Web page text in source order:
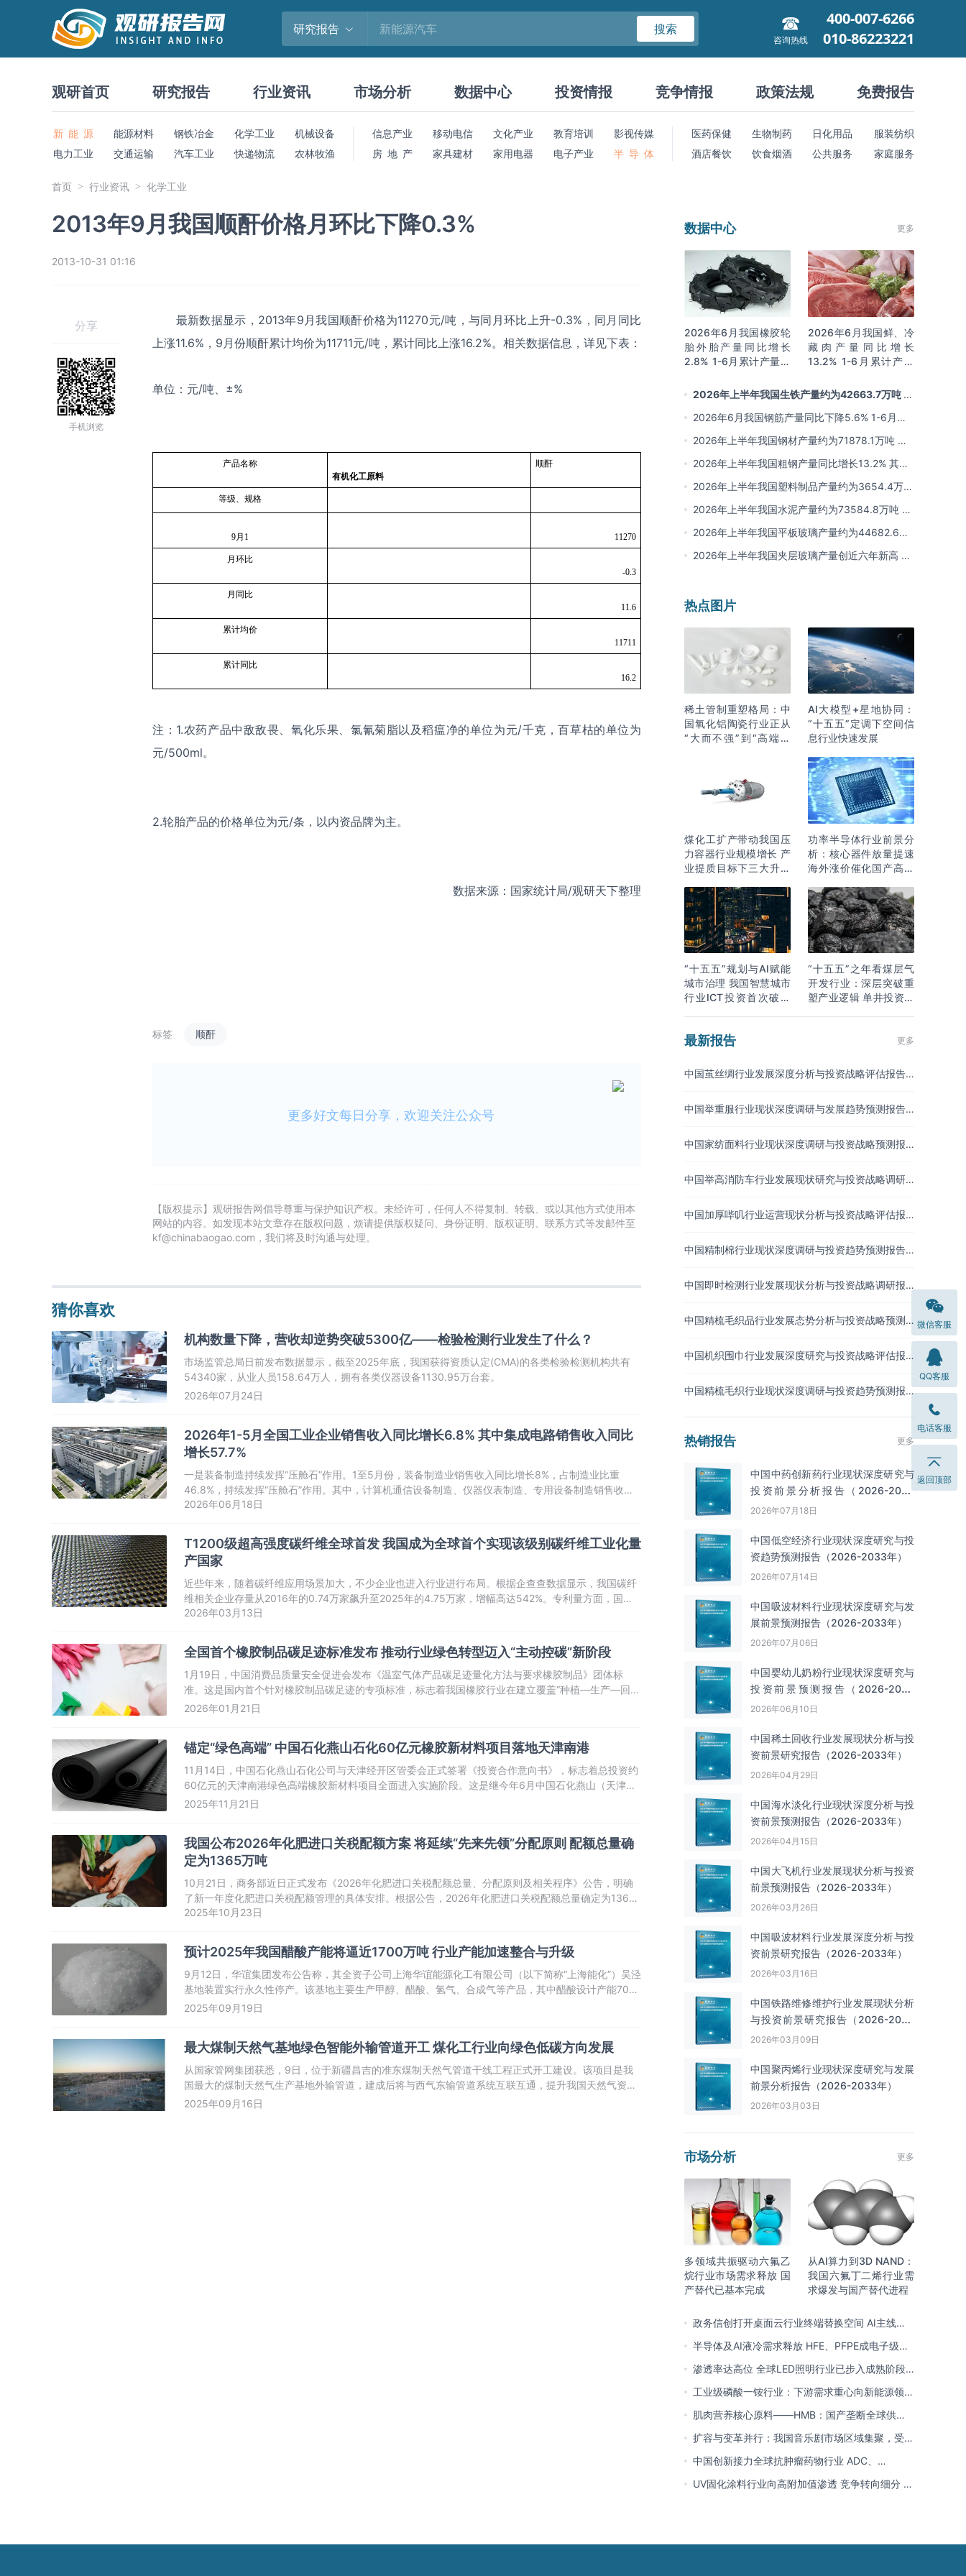
研究报告 搜索
咨询热线
400-007-6266
010-86223221
观研首页 研究报告 行业资讯 市场分析 数据中心 投资情报 竞争情报 政策法规 免费报告
新 能 源 能源材料 钢铁冶金 化学工业
机械设备
电力工业
交通运输 汽车工业 快递物流 农林牧渔
信息产业 移动电信 文化产业 教育培训
影视传媒
房 地 产
家具建材 家用电器 电子产业 半 导 体
医药保健 生物制药 日化用品
服装纺织
酒店餐饮
饮食烟酒 公共服务 家庭服务
首页 行业资讯 化学工业
2013年9月我国顺酐价格月环比下降0.3%
2013-10-31 01:16
分享
手机浏览
最新数据显示，2013年9月我国顺酐价格为11270元/吨，与同月环比上升-0.3%，同月同比
上涨11.6%，9月份顺酐累计均价为11711元/吨，累计同比上涨16.2%。相关数据信息，详见下表：
单位：元/吨、±%
产品名称
有机化工原料
顺酐
等级、规格
9月 1 11270
月环比
-0.3
月同比
11.6
累计均价
11711
累计同比
16.2
注： 1.农药产品中敌敌畏、氧化乐果、氯氰菊脂以及稻瘟净的单位为元/千克，百草枯的单位为
元/500ml。
2.轮胎产品的价格单位为元/条，以内资品牌为主。
数据来源：国家统计局/观研天下整理
标签 顺酐
更多好文每日分享，欢迎关注公众号
【版权提示】观研报告网倡导尊重与保护知识产权。未经许可，任何人不得复制、转载、或以其他方式使用本
网站的内容。如发现本站文章存在版权问题，烦请提供版权疑问、身份证明、版权证明、联系方式等发邮件至
kf@chinabaogao.com，我们将及时沟通与处理。
猜你喜欢
机构数量下降，营收却逆势突破5300亿——检验检测行业发生了什么？
市场监管总局日前发布数据显示，截至2025年底，我国获得资质认定(CMA)的各类检验检测机构共有
54340家，从业人员158.64万人，拥有各类仪器设备1130.95万台套。
2026年07月24日
2026年1-5月全国工业企业销售收入同比增长6.8% 其中集成电路销售收入同比
增长57.7%
一是装备制造持续发挥“压舱石”作用。1至5月份，装备制造业销售收入同比增长8%，占制造业比重
46.8%，持续发挥“压舱石”作用。其中，计算机通信设备制造、仪器仪表制造、专用设备制造销售收入
同比分别增长15.6%、10.5%和8.8%，制造业高端化进程持续推进。
2026年06月18日
T1200级超高强度碳纤维全球首发 我国成为全球首个实现该级别碳纤维工业化量
产国家
近些年来，随着碳纤维应用场景加大，不少企业也进入行业进行布局。根据企查查数据显示，我国碳纤
维相关企业存量从2016年的0.74万家飙升至2025年的4.75万家，增幅高达542%。专利量方面，国内
碳纤维相关专利量从2020年的5.48万项稳步增长至2025年的8.72万项，十年间数量增长了219%。
2026年03月13日
全国首个橡胶制品碳足迹标准发布 推动行业绿色转型迈入“主动控碳”新阶段
1月19日，中国消费品质量安全促进会发布《温室气体产品碳足迹量化方法与要求橡胶制品》团体标
准。这是国内首个针对橡胶制品碳足迹的专项标准，标志着我国橡胶行业在建立覆盖“种植—生产—回
收”全链条碳足迹管理体系上迈出关键一步，推动行业绿色转型从“被动减排”迈向“主动控碳”。
2026年01月21日
锚定“绿色高端” 中国石化燕山石化60亿元橡胶新材料项目落地天津南港
11月14日，中国石化燕山石化公司与天津经开区管委会正式签署《投资合作意向书》，标志着总投资约
60亿元的天津南港绿色高端橡胶新材料项目全面进入实施阶段。这是继今年6月中国石化燕山（天津）
石油化工有限公司成立后，燕山石化在天津南港工业区的又一战略性重大布局，对优化区域产业结构、
2025年11月21日
我国公布2026年化肥进口关税配额方案 将延续“先来先领”分配原则 配额总量确
定为1365万吨
10月21日，商务部近日正式发布《2026年化肥进口关税配额总量、分配原则及相关程序》公告，明确
了新一年度化肥进口关税配额管理的具体安排。根据公告，2026年化肥进口关税配额总量确定为1365
万吨，其中尿素进口关税配额为330万吨，磷酸氢二铵为690万吨，复合肥为345万吨。
2025年10月23日
预计2025年我国醋酸产能将逼近1700万吨 行业产能加速整合与升级
9月12日，华谊集团发布公告称，其全资子公司上海华谊能源化工有限公司（以下简称“上海能化”）吴泾
基地装置实行永久性停产。该基地主要生产甲醇、醋酸、氢气、合成气等产品，其中醋酸设计产能70万
吨（2024年产能利用率70.7%），甲醇设计产能95万吨（2024年产能利用率46.5%）。装置建成时间
2025年09月19日
最大煤制天然气基地绿色智能外输管道开工 煤化工行业向绿色低碳方向发展
从国家管网集团获悉，9日，位于新疆昌吉的准东煤制天然气管道干线工程正式开工建设。该项目是我
国最大的煤制天然气生产基地外输管道，建成后将与西气东输管道系统互联互通，提升我国天然气资源
供应保障能力。
2025年09月16日
数据中心 更多
2026年6月我国橡胶轮
胎外胎产量同比增长
2.8% 1-6月累计产量同
2026年6月我国鲜、冷
藏肉产量同比增长
13.2% 1-6月累计产量
2026年上半年我国生铁产量约为42663.7万吨 同
比下降2.8% 其中河北产量占比22.7%排名第一
2026年6月我国钢筋产量同比下降5.6% 1-6月累
计产量同比下降10.7%
2026年上半年我国钢材产量约为71878.1万吨 同
比下降0.9% 其中河北以超亿吨产量排名第一
2026年上半年我国粗钢产量同比增长13.2% 其中
河北产量占比21.5%位居首位
2026年上半年我国塑料制品产量约为3654.4万吨
其中江苏、浙江产量分别占比18.9%、16.0%
2026年上半年我国水泥产量约为73584.8万吨 同
比下降8% 其中广东、浙江和安徽分别排名前三
2026年上半年我国平板玻璃产量约为44682.6万
重量箱 同比下降5.7% 其中河北产量最多 占比
2026年上半年我国夹层玻璃产量创近六年新高 约
热点图片
稀土管制重塑格局：中
国氧化铝陶瓷行业正从
“大而不强”到“高端突
AI大模型+星地协同：
“十五五”定调下空间信
息行业快速发展
煤化工扩产带动我国压
力容器行业规模增长 产
业提质目标下三大升级
功率半导体行业前景分
析：核心器件放量提速
海外涨价催化国产高端
“十五五”规划与AI赋能
城市治理 我国智慧城市
行业ICT投资首次破万
“十五五”之年看煤层气
开发行业：深层突破重
塑产业逻辑 单井投资成
最新报告 更多
中国茧丝绸行业发展深度分析与投资战略评估报告
中国举重服行业现状深度调研与发展趋势预测报告
中国家纺面料行业现状深度调研与投资战略预测报
中国举高消防车行业发展现状研究与投资战略调研
中国加厚哔叽行业运营现状分析与投资战略评估报
中国精制棉行业现状深度调研与投资趋势预测报告
中国即时检测行业发展现状分析与投资战略调研报
中国精梳毛织品行业发展态势分析与投资战略预测
中国机织围巾行业发展深度研究与投资战略评估报
中国精梳毛织行业现状深度调研与投资趋势预测报
热销报告 更多
中国中药创新药行业现状深度研究与
投资前景分析报告（2026-2033
年）
2026年07月18日
中国低空经济行业现状深度研究与投
资趋势预测报告（2026-2033年）
2026年07月14日
中国吸波材料‌‌‌行业现状深度研究与发
展前景预测报告（2026-2033年）
2026年07月06日
中国婴幼儿奶粉行业现状深度研究与
投资前景预测报告（2026-2033
年）
2026年06月10日
中国‌‌稀土回收‌‌行业发展现状分析与投
资前景研究报告（2026-2033年）
2026年04月29日
中国海水淡化行业现状深度分析与投
资前景预测报告（2026-2033年）
2026年04月15日
中国大飞机行业发展现状分析与投资
前景预测报告（2026-2033年）
2026年03月26日
中国吸波材料行业发展深度分析与投
资前景研究报告（2026-2033年）
2026年03月16日
中国铁路维修维护行业发展现状分析
与投资前景研究报告（2026-2033
年）
2026年03月09日
中国聚丙烯行业现状深度研究与发展
前景分析报告（2026-2033年）
2026年03月03日
市场分析 更多
多领域共振驱动六氟乙
烷行业市场需求释放 国
产替代已基本完成
从AI算力到3D NAND：
我国六氟丁二烯行业需
求爆发与国产替代进程
政务信创打开桌面云行业终端替换空间 AI主线重
塑竞争逻辑 中国本土厂商全面反超
半导体及AI液冷需求释放 HFE、PFPE成电子级氟
化液行业主流 3M退场下国产高端突破加速
渗透率达高位 全球LED照明行业已步入成熟阶段
未来将向集成化、智能化方向演进
工业级磷酸一铵行业：下游需求重心向新能源领域
转移 产业链一体化趋势清晰
肌肉营养核心原料——HMB：国产垄断全球供给
市场 龙头构筑全方位竞争壁垒
扩容与变革并行：我国音乐剧市场区域集聚，受众
群体更新，内容生态持续完善
中国创新接力全球抗肿瘤药物行业 ADC、
CDK4/6与BTK引领 医保落地促专特药双渠道格局
UV固化涂料行业向高附加值渗透 竞争转向细分 恒
微信客服
QQ客服
电话客服
返回顶部